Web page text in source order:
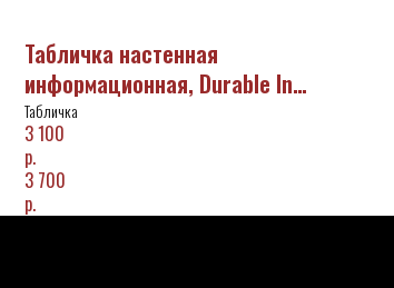
Табличка настенная
информационная, Durable Info
Sign, 149х210,5 мм /480323/
Табличка
3 100
р.
3 700
р.